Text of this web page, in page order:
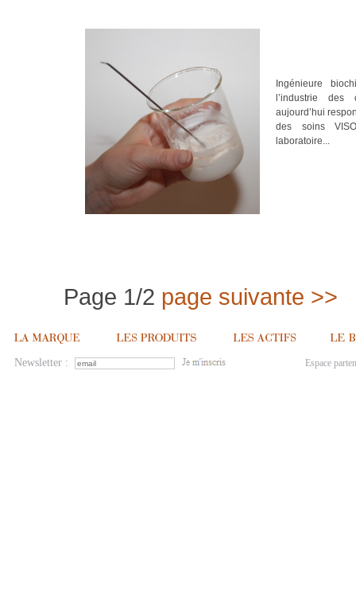
Ingénieure
l’industrie des
aujourd’hui
des soins
laboratoire...
Page 1/2 page suivante >>
Newsletter : Espace